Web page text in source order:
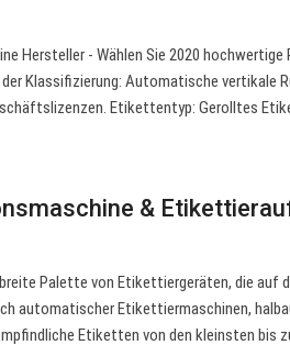
Hersteller - Wählen Sie 2020
Klassifizierung: Automatische vertikale
Etikettentyp: Gerolltes
&
Palette von Etikettiergeräten, die auf
automatischer Etikettiermaschinen,
Etiketten von den kleinsten bis